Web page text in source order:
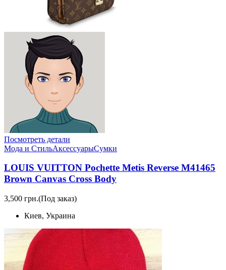
Посмотреть детали
Мода и СтильАксессуарыСумки
LOUIS VUITTON Pochette Metis Reverse M41465
Brown Canvas Cross Body
3,500 грн.(Под заказ)
Киев, Украина